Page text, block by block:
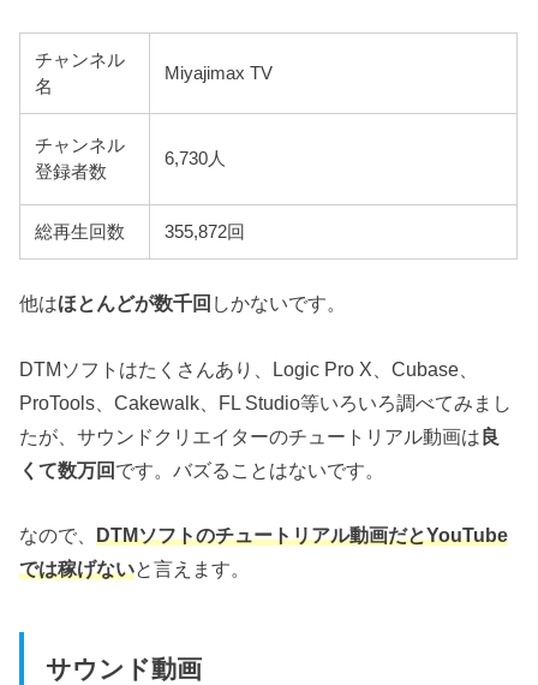
チャンネル
名
Miyajimax TV
チャンネル
登録者数
6,730人
総再生回数 355,872回
他はほとんどが数千回 しかないです。
DTMソフトはたくさんあり、Logic Pro X、Cubase、
ProTools、Cakewalk、FL Studio等いろいろ調べてみまし
たが、サウンドクリエイターのチュートリアル動画は良
くて数万回 です。バズることはないです。
なので、DTMソフトのチュートリアル動画だとYouTube
では稼げないと言えます。
サウンド動画